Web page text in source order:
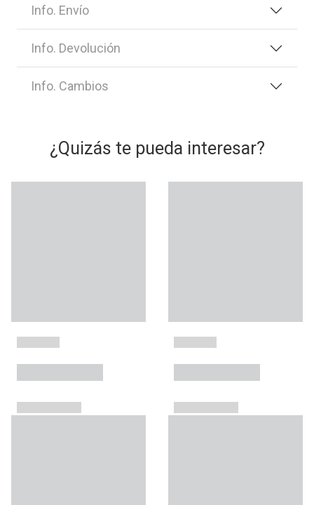
Info. Envío
Info. Devolución
Info. Cambios
¿Quizás te pueda interesar?